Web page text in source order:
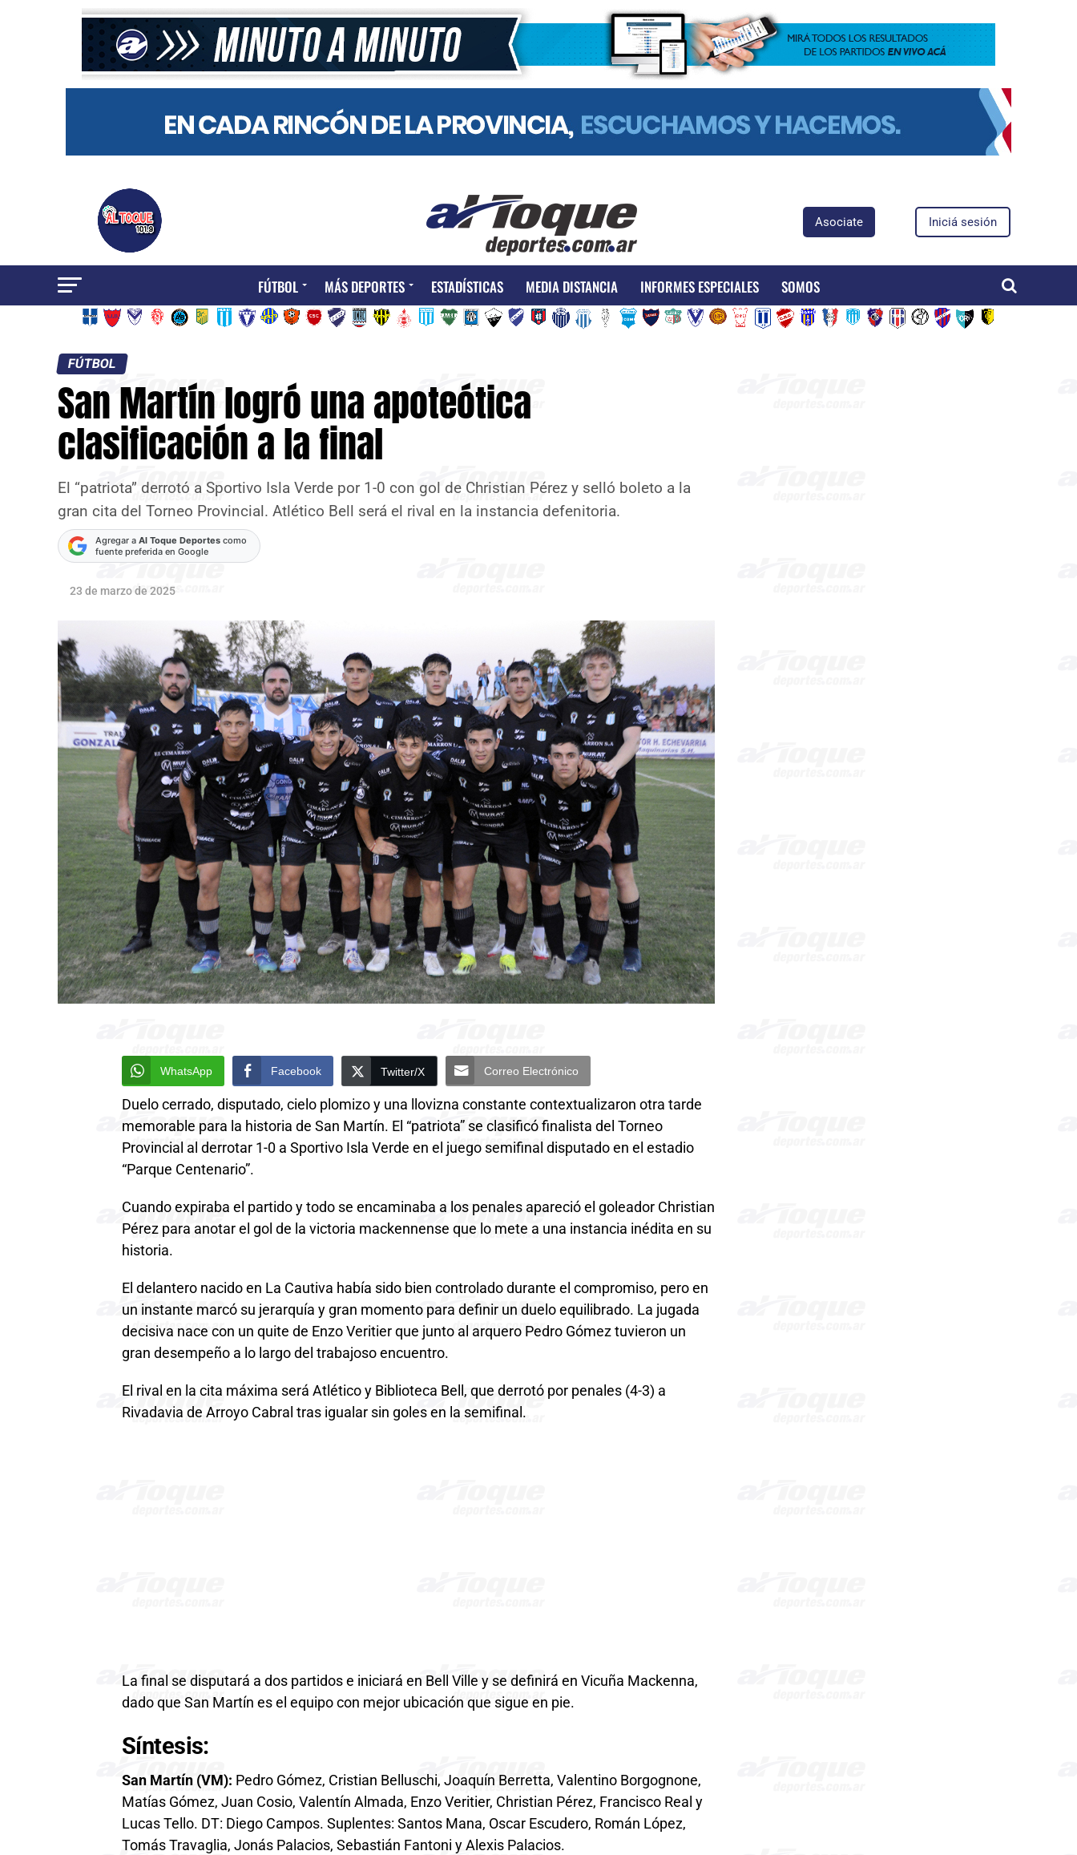
Asociate Iniciá sesión
FÚTBOL MÁS DEPORTES ESTADÍSTICAS MEDIA DISTANCIA INFORMES ESPECIALES SOMOS
FÚTBOL
San Martín logró una apoteótica
clasificación a la final
El “patriota” derrotó a Sportivo Isla Verde por 1-0 con gol de Christian Pérez y selló boleto a la
gran cita del Torneo Provincial. Atlético Bell será el rival en la instancia defenitoria.
Agregar a Al Toque Deportes como
fuente preferida en Google
23 de marzo de 2025
WhatsApp Facebook Twitter/X Correo Electrónico
Duelo cerrado, disputado, cielo plomizo y una llovizna constante contextualizaron otra tarde
memorable para la historia de San Martín. El “patriota” se clasificó finalista del Torneo
Provincial al derrotar 1-0 a Sportivo Isla Verde en el juego semifinal disputado en el estadio
“Parque Centenario”.
Cuando expiraba el partido y todo se encaminaba a los penales apareció el goleador Christian
Pérez para anotar el gol de la victoria mackennense que lo mete a una instancia inédita en su
historia.
El delantero nacido en La Cautiva había sido bien controlado durante el compromiso, pero en
un instante marcó su jerarquía y gran momento para definir un duelo equilibrado. La jugada
decisiva nace con un quite de Enzo Veritier que junto al arquero Pedro Gómez tuvieron un
gran desempeño a lo largo del trabajoso encuentro.
El rival en la cita máxima será Atlético y Biblioteca Bell, que derrotó por penales (4-3) a
Rivadavia de Arroyo Cabral tras igualar sin goles en la semifinal.
La final se disputará a dos partidos e iniciará en Bell Ville y se definirá en Vicuña Mackenna,
dado que San Martín es el equipo con mejor ubicación que sigue en pie.
Síntesis:
San Martín (VM): Pedro Gómez, Cristian Belluschi, Joaquín Berretta, Valentino Borgognone,
Matías Gómez, Juan Cosio, Valentín Almada, Enzo Veritier, Christian Pérez, Francisco Real y
Lucas Tello. DT: Diego Campos. Suplentes: Santos Mana, Oscar Escudero, Román López,
Tomás Travaglia, Jonás Palacios, Sebastián Fantoni y Alexis Palacios.